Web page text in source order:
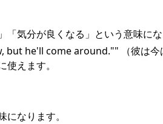
気分が良くなる」という意味にな
he'll come around."" （彼は今
えます。
なります。